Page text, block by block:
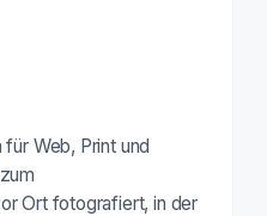
Web, Print und
Ort fotografiert, in der